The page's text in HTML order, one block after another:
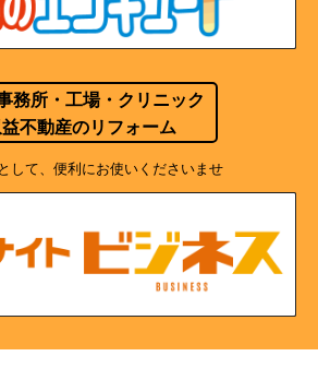
務所・工場・クリニック
不動産のリフォーム
して、便利にお使いくださいませ